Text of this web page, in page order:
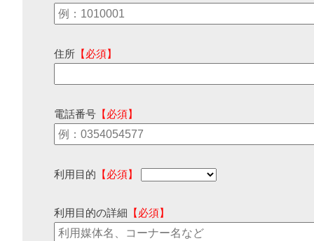
住所 【必須】
電話番号 【必須】
利用目的 【必須】
利用目的の詳細 【必須】